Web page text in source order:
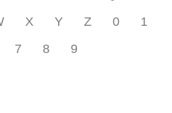
X Y Z 0
1
7 8 9